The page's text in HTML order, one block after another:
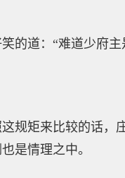
的道：“难道少府
规矩来比较的话，
是情理之中。